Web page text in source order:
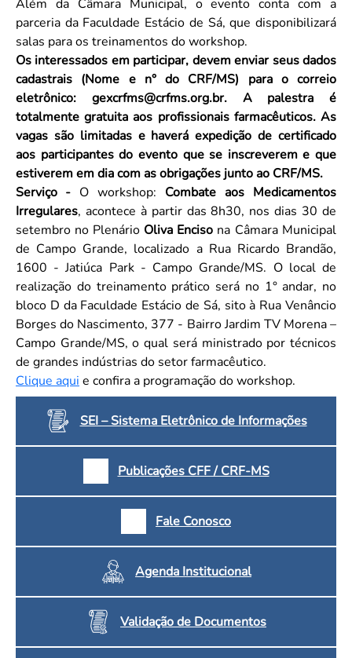
Além da Câmara Municipal, o evento conta com a
parceria da Faculdade Estácio de Sá, que disponibilizará
salas para os treinamentos do workshop.
Os interessados em participar, devem enviar seus dados
cadastrais (Nome e n° do CRF/MS) para o correio
eletrônico: gexcrfms@crfms.org.br. A palestra é
totalmente gratuita aos profissionais farmacêuticos. As
vagas são limitadas e haverá expedição de certificado
aos participantes do evento que se inscreverem e que
estiverem em dia com as obrigações junto ao CRF/MS.
Serviço - O workshop: Combate aos Medicamentos
Irregulares, acontece à partir das 8h30, nos dias 30 de
setembro no Plenário Oliva Enciso na Câmara Municipal
de Campo Grande, localizado a Rua Ricardo Brandão,
1600 - Jatiúca Park - Campo Grande/MS. O local de
realização do treinamento prático será no 1° andar, no
bloco D da Faculdade Estácio de Sá, sito à Rua Venâncio
Borges do Nascimento, 377 - Bairro Jardim TV Morena –
Campo Grande/MS, o qual será ministrado por técnicos
de grandes indústrias do setor farmacêutico.
Clique aqui e confira a programação do workshop.
SEI – Sistema Eletrônico de Informações
Publicações CFF / CRF-MS
Fale Conosco
Agenda Institucional
Validação de Documentos